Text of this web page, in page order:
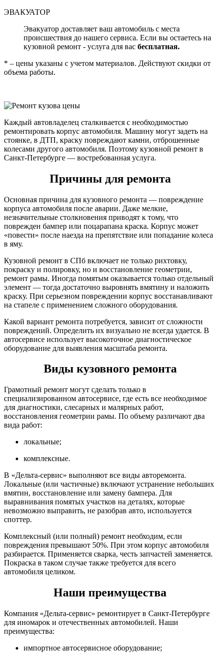
ЭВАКУАТОР
Эвакуатор доставляет ваш автомобиль с места
происшествия до нашего сервиса. Если вы остаетесь на
кузовной ремонт - услуга для вас бесплатная.
* – цены указаны с учетом материалов. Действуют скидки от
объема работы.
Каждый автовладелец сталкивается с необходимостью
ремонтировать корпус автомобиля. Машину могут задеть на
стоянке, в ДТП, краску повреждают камни, отброшенные
колесами другого автомобиля. Поэтому кузовной ремонт в
Санкт-Петербурге — востребованная услуга.
Причины для ремонта
Основная причина для кузовного ремонта — повреждение
корпуса автомобиля после аварии. Даже мелкие,
незначительные столкновения приводят к тому, что
поврежден бампер или поцарапана краска. Корпус может
«повести» после наезда на препятствие или попадание колеса
в яму.
Кузовной ремонт в СПб включает не только рихтовку,
покраску и полировку, но и восстановление геометрии,
ремонт рамы. Иногда помятым оказывается только отдельный
элемент — тогда достаточно выровнять вмятину и наложить
краску. При серьезном повреждении корпус восстанавливают
на стапеле с применением сложного оборудования.
Какой вариант ремонта потребуется, зависит от сложности
повреждений. Определить их визуально не всегда удается. В
автосервисе использует высокоточное диагностическое
оборудование для выявления масштаба ремонта.
Виды кузовного ремонта
Грамотный ремонт могут сделать только в
специализированном автосервисе, где есть все необходимое
для диагностики, слесарных и малярных работ,
восстановления геометрии рамы. По объему различают два
вида работ:
локальные;
комплексные.
В «Дельта-сервис» выполняют все виды авторемонта.
Локальные (или частичные) включают устранение небольших
вмятин, восстановление или замену бампера. Для
выравнивания помятых участков на деталях, которые
невозможно выправить, не разобрав авто, используется
споттер.
Комплексный (или полный) ремонт необходим, если
повреждения превышают 50%. При этом корпус автомобиля
разбирается. Применяется сварка, честь запчастей заменяется.
Покраска в таком случае также требуется для всего
автомобиля целиком.
Наши преимущества
Компания «Дельта-сервис» ремонтирует в Санкт-Петербурге
для иномарок и отечественных автомобилей. Наши
преимущества:
импортное автосервисное оборудование;